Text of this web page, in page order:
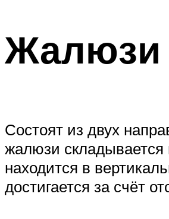
Жалюзи
Состоят из двух
жалюзи складывается
находится в
достигается за счёт